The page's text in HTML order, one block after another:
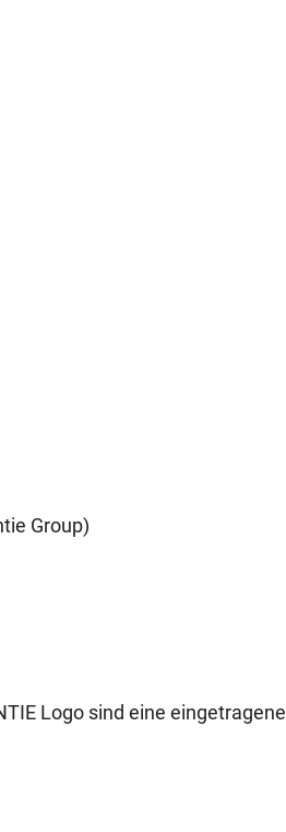
Group)
Logo sind eine eingetragene